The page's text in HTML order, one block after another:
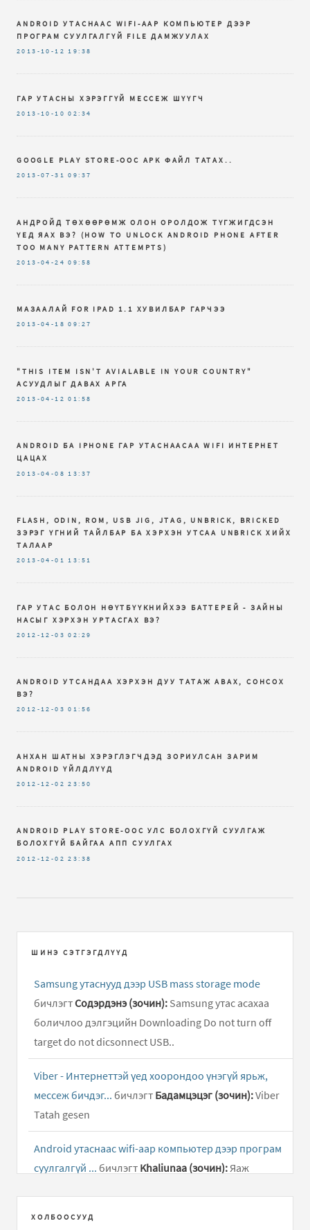
ANDROID УТАСНААС WIFI-ААР КОМПЬЮТЕР ДЭЭР
ПРОГРАМ СУУЛГАЛГҮЙ FILE ДАМЖУУЛАХ
2013-10-12 19:38
ГАР УТАСНЫ ХЭРЭГГҮЙ МЕССЕЖ ШҮҮГЧ
2013-10-10 02:34
GOOGLE PLAY STORE-ООС APK ФАЙЛ ТАТАХ..
2013-07-31 09:37
АНДРОЙД ТӨХӨӨРӨМЖ ОЛОН ОРОЛДОЖ ТҮГЖИГДСЭН
ҮЕД ЯАХ ВЭ? (HOW TO UNLOCK ANDROID PHONE AFTER
TOO MANY PATTERN ATTEMPTS)
2013-04-24 09:58
МАЗААЛАЙ FOR IPAD 1.1 ХУВИЛБАР ГАРЧЭЭ
2013-04-18 09:27
"THIS ITEM ISN'T AVIALABLE IN YOUR COUNTRY"
АСУУДЛЫГ ДАВАХ АРГА
2013-04-12 01:58
ANDROID БА IPHONE ГАР УТАСНААСАА WIFI ИНТЕРНЕТ
ЦАЦАХ
2013-04-08 13:37
FLASH, ODIN, ROM, USB JIG, JTAG, UNBRICK, BRICKED
ЗЭРЭГ ҮГНИЙ ТАЙЛБАР БА ХЭРХЭН УТСАА UNBRICK ХИЙХ
ТАЛААР
2013-04-01 13:51
ГАР УТАС БОЛОН НӨҮТБҮҮКНИЙХЭЭ БАТТЕРЕЙ - ЗАЙНЫ
НАСЫГ ХЭРХЭН УРТАСГАХ ВЭ?
2012-12-03 02:29
ANDROID УТСАНДАА ХЭРХЭН ДУУ ТАТАЖ АВАХ, СОНСОХ
ВЭ?
2012-12-03 01:56
АНХАН ШАТНЫ ХЭРЭГЛЭГЧДЭД ЗОРИУЛСАН ЗАРИМ
ANDROID ҮЙЛДЛҮҮД
2012-12-02 23:50
ANDROID PLAY STORE-ООС УЛС БОЛОХГҮЙ СУУЛГАЖ
БОЛОХГҮЙ БАЙГАА АПП СУУЛГАХ
2012-12-02 23:38
ШИНЭ СЭТГЭГДЛҮҮД
Samsung утаснууд дээр USB mass storage mode
бичлэгт
Содэрдэнэ (зочин): Samsung утас асахаа
боличлоо дэлгэцийн Downloading Do not turn off
target do not dicsonnect USB..
Viber - Интернеттэй үед хоорондоо үнэгүй ярьж,
мессеж бичдэг... бичлэгт Бадамцэцэг (зочин):Viber
Tatah gesen
Android утаснаас wifi-аар компьютер дээр програм
суулгалгүй ... бичлэгт Khaliunaa (зочин):Яаж
Facebook app - Фэйсбүүк сайтын апп татах
ХОЛБООСУУД